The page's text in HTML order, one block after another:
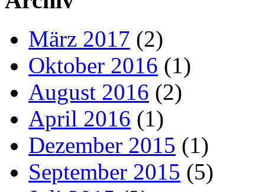
März 2017 (2)
Oktober 2016 (1)
August 2016 (2)
April 2016 (1)
Dezember 2015 (1)
September 2015 (5)